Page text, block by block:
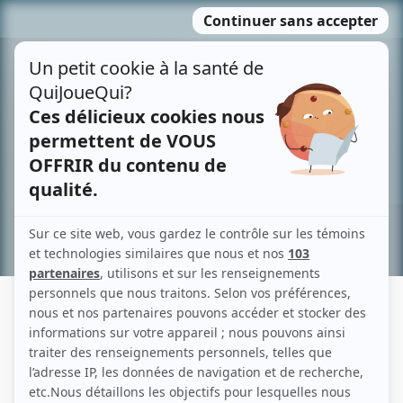
MENU
contenu
Recherche avancée »
BENOÎT RIVEST
Liens
Fiche de Benoît Rivest sur Showbizz.net